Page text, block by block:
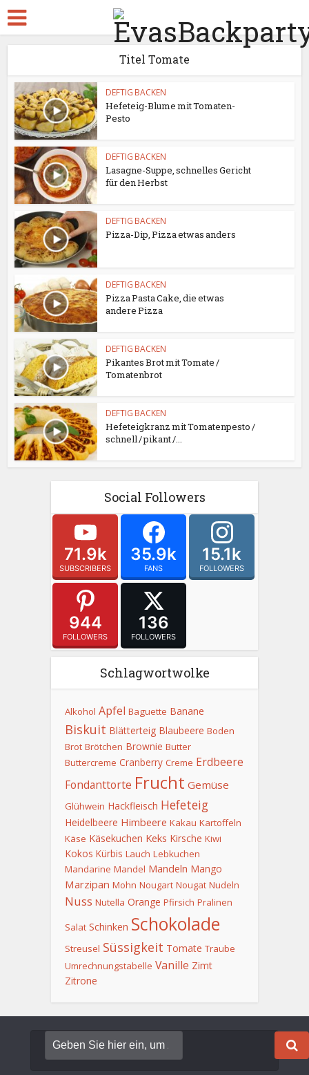
Titel Tomate
DEFTIG BACKEN
Hefeteig-Blume mit Tomaten-
Pesto
DEFTIG BACKEN
Lasagne-Suppe, schnelles Gericht
für den Herbst
DEFTIG BACKEN
Pizza-Dip, Pizza etwas anders
DEFTIG BACKEN
Pizza Pasta Cake, die etwas
andere Pizza
DEFTIG BACKEN
Pikantes Brot mit Tomate /
Tomatenbrot
DEFTIG BACKEN
Hefeteigkranz mit Tomatenpesto /
schnell / pikant /...
Social Followers
71.9k
SUBSCRIBERS
35.9k
FANS
15.1k
FOLLOWERS
944
FOLLOWERS
136
FOLLOWERS
Schlagwortwolke
Alkohol Apfel Baguette Banane
Biskuit Blätterteig Blaubeere Boden
Brot Brötchen Brownie Butter
Buttercreme Cranberry Creme Erdbeere
Fondanttorte Frucht Gemüse
Glühwein Hackfleisch Hefeteig
Heidelbeere Himbeere Kakau Kartoffeln
Käse Käsekuchen Keks Kirsche Kiwi
Kokos Kürbis Lauch Lebkuchen
Mandarine Mandel Mandeln Mango
Marzipan Mohn Nougart Nougat Nudeln
Nuss Nutella Orange Pfirsich Pralinen
Salat Schinken Schokolade
Streusel Süssigkeit Tomate Traube
Umrechnungstabelle Vanille Zimt
Zitrone